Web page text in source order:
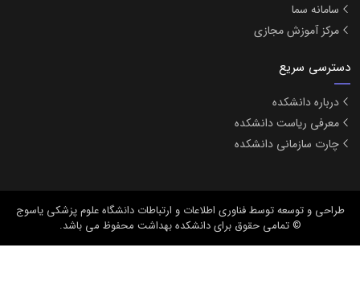
سامانه سما
مرکز آموزش مجازی
دسترسی سریع
درباره دانشکده
معرفی ریاست دانشکده
چارت سازمانی دانشکده
طراحی و توسعهتوسط فناوری اطلاعات و ارتباطات دانشگاه علوم پزشکی یاسوج
© تمامی حقوق برای دانشکده بهداشت محفوظ می باشد.